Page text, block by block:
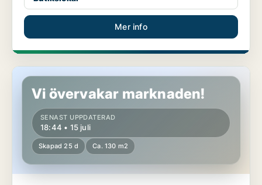
Mer info
Butikslokal i Västra hisingen
Vi övervakar marknaden!
SENAST UPPDATERAD
18:44 • 15 juli
Skapad 25 d Ca. 130 m2